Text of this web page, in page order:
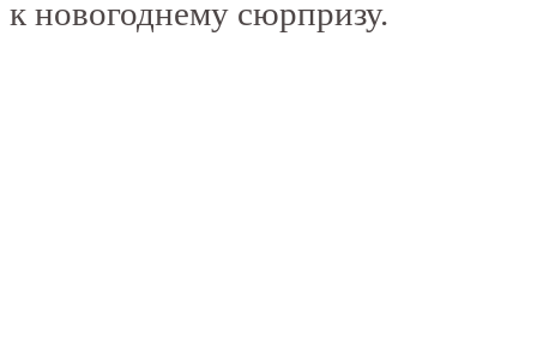
к новогоднему сюрпризу.